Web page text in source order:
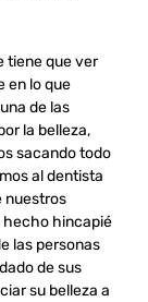
tiene que ver
en lo que
de las
la belleza,
sacando todo
al dentista
nuestros
hecho hincapié
las personas
de sus
su belleza a